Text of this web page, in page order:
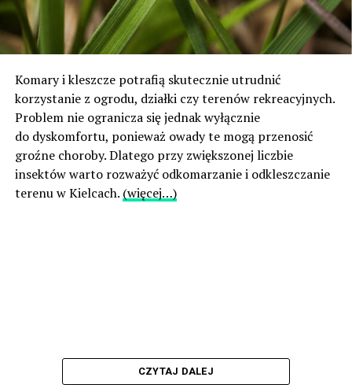
Komary i kleszcze potrafią skutecznie utrudnić
korzystanie z ogrodu, działki czy terenów rekreacyjnych.
Problem nie ogranicza się jednak wyłącznie
do dyskomfortu, ponieważ owady te mogą przenosić
groźne choroby. Dlatego przy zwiększonej liczbie
insektów warto rozważyć odkomarzanie i odkleszczanie
terenu w Kielcach. (więcej…)
CZYTAJ DALEJ